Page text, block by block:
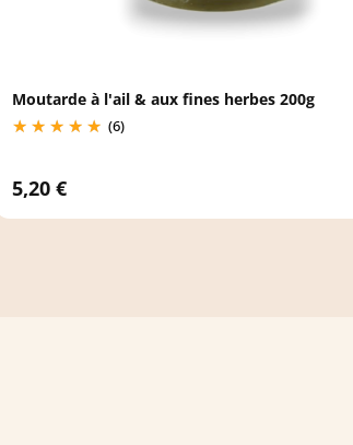
Moutarde à l'ail & aux fines herbes 200g
(6)
5,20 €